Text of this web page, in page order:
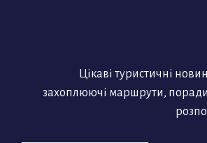
Цікаві туристичні
захоплюючі маршрути,